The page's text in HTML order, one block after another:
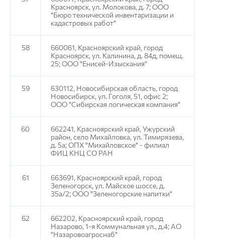
Красноярск, ул. Молокова, д. 7; ООО
"Бюро технической инвентаризации и
кадастровых работ"
58
660061, Красноярский край, город
Красноярск, ул. Калинина, д. 84д, помещ.
25; ООО "Енисей-Изыскания"
59
630112, Новосибирская область, город
Новосибирск, ул. Гоголя, 51, офис 2;
ООО "Сибирская логическая компания"
60
662241, Красноярский край, Ужурский
район, село Михайловка, ул. Тимирязева,
д. 5а; ОПХ "Михайловское" - филиал
ФИЦ КНЦ СО РАН
61
663691, Красноярский край, город
Зеленогорск, ул. Майское шоссе, д.
35а/2; ООО "Зеленогорские напитки"
62
662202, Красноярский край, город
Назарово, 1-я Коммунальная ул., д.4; АО
"Назаровоагроснаб"